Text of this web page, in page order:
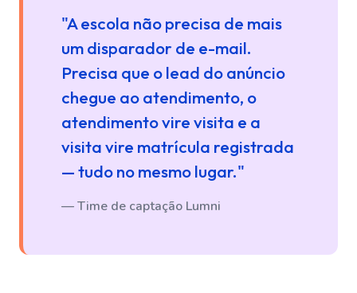
"A escola não precisa de mais
um disparador de e-mail.
Precisa que o lead do anúncio
chegue ao atendimento, o
atendimento vire visita e a
visita vire matrícula registrada
— tudo no mesmo lugar."
— Time de captação Lumni